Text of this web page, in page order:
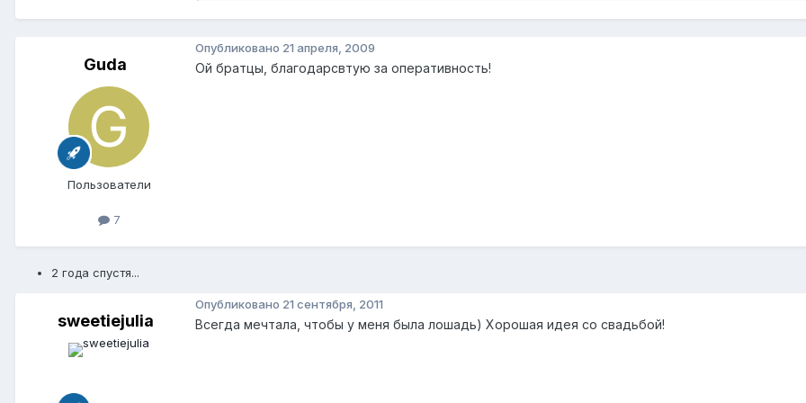
Guda
Пользователи
7
Опубликовано 21 апреля, 2009
Ой братцы, благодарсвтую за оперативность!
2 года спустя...
sweetiejulia
Опубликовано 21 сентября, 2011
Всегда мечтала, чтобы у меня была лошадь) Хорошая идея со свадьбой!